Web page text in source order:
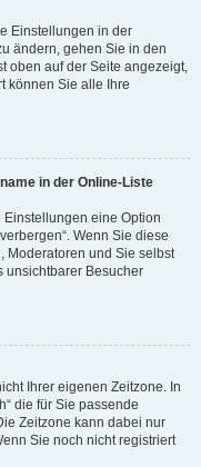
Einstellungen in der
ändern, gehen Sie in den
oben auf der Seite angezeigt,
können Sie alle Ihre
in der Online-Liste
eine Option
Wenn Sie diese
Moderatoren und Sie selbst
unsichtbarer Besucher
Ihrer eigenen Zeitzone. In
die für Sie passende
Zeitzone kann dabei nur
Sie noch nicht registriert